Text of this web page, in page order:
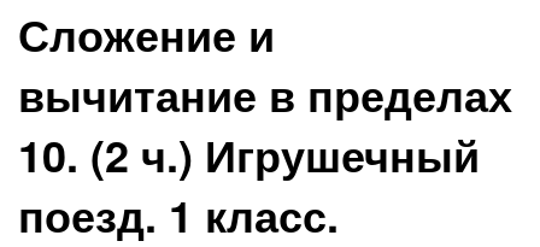
Сложение и
вычитание в пределах
10. (2 ч.) Игрушечный
поезд. 1 класс.